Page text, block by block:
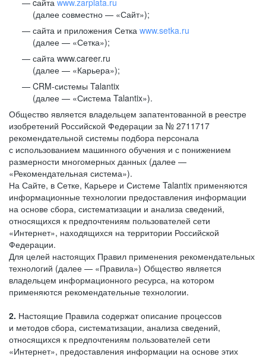
cайта www.zarplata.ru
(далее совместно — «Сайт»);
сайта и приложения Сетка www.setka.ru
(далее — «Сетка»);
сайта www.career.ru
(далее — «Карьера»);
CRM-системы Talantix
(далее — «Система Talantix»).
Общество является владельцем запатентованной в реестре
изобретений Российской Федерации за № 2711717
рекомендательной системы подбора персонала
с использованием машинного обучения и с понижением
размерности многомерных данных (далее —
«Рекомендательная система»).
На Сайте, в Сетке, Карьере и Системе Talantix применяются
информационные технологии предоставления информации
на основе сбора, систематизации и анализа сведений,
относящихся к предпочтениям пользователей сети
«Интернет», находящихся на территории Российской
Федерации.
Для целей настоящих Правил применения рекомендательных
технологий (далее — «Правила») Общество является
владельцем информационного ресурса, на котором
применяются рекомендательные технологии.
2. Настоящие Правила содержат описание процессов
и методов сбора, систематизации, анализа сведений,
относящихся к предпочтениям пользователей сети
«Интернет», предоставления информации на основе этих